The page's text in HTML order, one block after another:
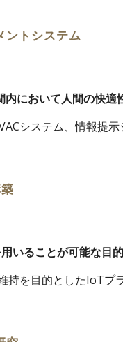
ントシステム
において人間の快
システム、情報提
いることが可能な目
持を目的としたIoT